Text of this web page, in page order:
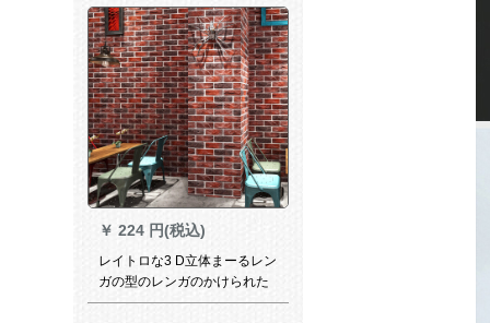
壁画オーダメディアメディア
メディア壁画（顧客サービス
による自己分割の意図を発表
しました。）
￥ 224 円(税込)
レイトロな3 D立体まーるレン
ガの型のレンガのかけられた
壁の纸のコーヒレストレイン